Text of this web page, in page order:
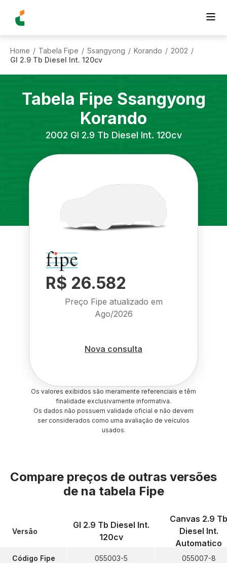
Home / Tabela Fipe / Ssangyong / Korando / 2002 /
Gl 2.9 Tb Diesel Int. 120cv
Tabela Fipe Ssangyong
Korando
2002 Gl 2.9 Tb Diesel Int. 120cv
R$ 26.582
Preço Fipe atualizado em
Ago/2026
Nova consulta
Os valores exibidos são meramente referenciais e têm
finalidade exclusivamente informativa.
Os dados não possuem validade oficial e não devem
ser considerados como uma avaliação de veículos
usados.
Compare preços de outras versões
de na tabela Fipe
Versão
Código Fipe
Gl 2.9 Tb Diesel Int.
120cv
055003-5
Canvas 2.9 Tb
Diesel Int.
Automatico
055007-8